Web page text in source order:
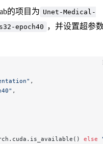
的项目为 Unet-Medical-
epoch40 ，并设置超参
,
,
else